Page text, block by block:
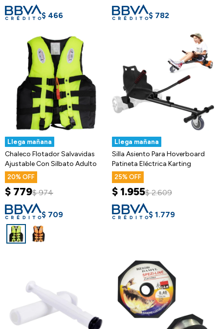
$ 466 $ 782
Llega mañana
Chaleco Flotador Salvavidas
Ajustable Con Silbato Adulto
20
$ 779$ 974
$ 709
Llega mañana
Silla Asiento Para Hoverboard
Patineta Eléctrica Karting
25
$ 1.955$ 2.609
$ 1.779